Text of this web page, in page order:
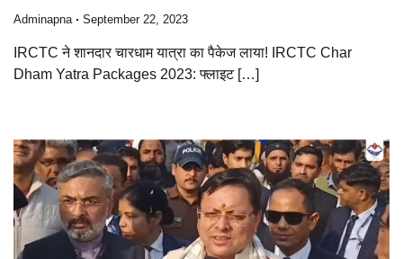
Adminapna September 22, 2023
IRCTC ने शानदार चारधाम यात्रा का पैकेज लाया! IRCTC Char
Dham Yatra Packages 2023: फ्लाइट […]